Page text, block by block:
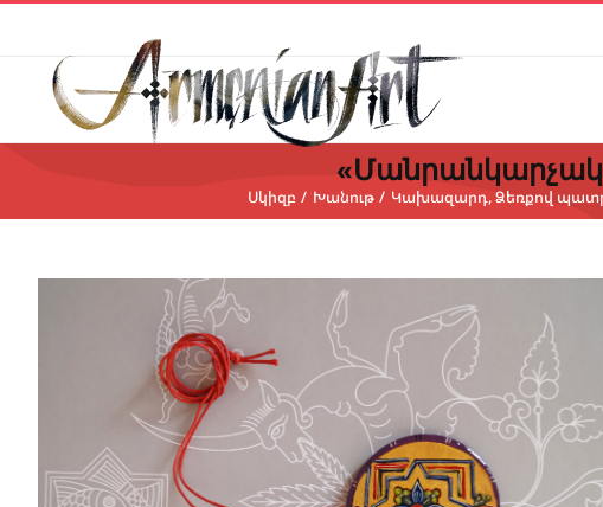
content
Սկիզբ Խանութ Կախազարդ Ձեռքով